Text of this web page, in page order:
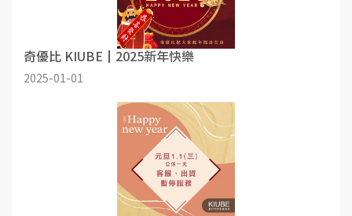
奇優比 KIUBE┃2025新年快樂
2025-01-01